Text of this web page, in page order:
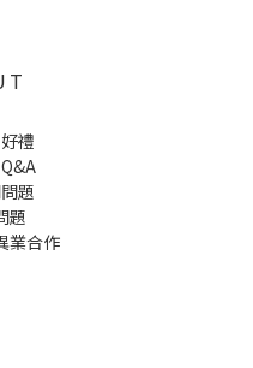
禮
題
題
業合作